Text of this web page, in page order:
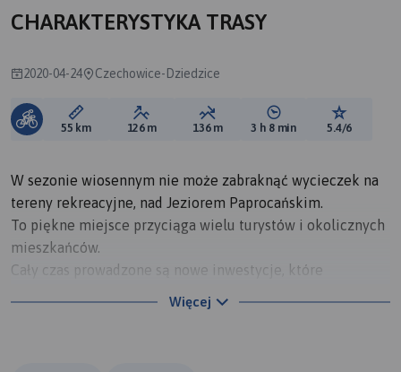
CHARAKTERYSTYKA TRASY
2020-04-24 Czechowice-Dziedzice
Długość trasy:
55 km Suma przewyższeń:
126 m Suma spadków:
136 m Średni czas potrzebny
3 h 8 min Ocena
5.4/6
W sezonie wiosennym nie może zabraknąć wycieczek na
tereny rekreacyjne, nad Jeziorem Paprocańskim.
To piękne miejsce przyciąga wielu turystów i okolicznych
mieszkańców.
Cały czas prowadzone są nowe inwestycje, które
tym roku korzystanie z wielu atrakcji oferowanych przez
Więcej